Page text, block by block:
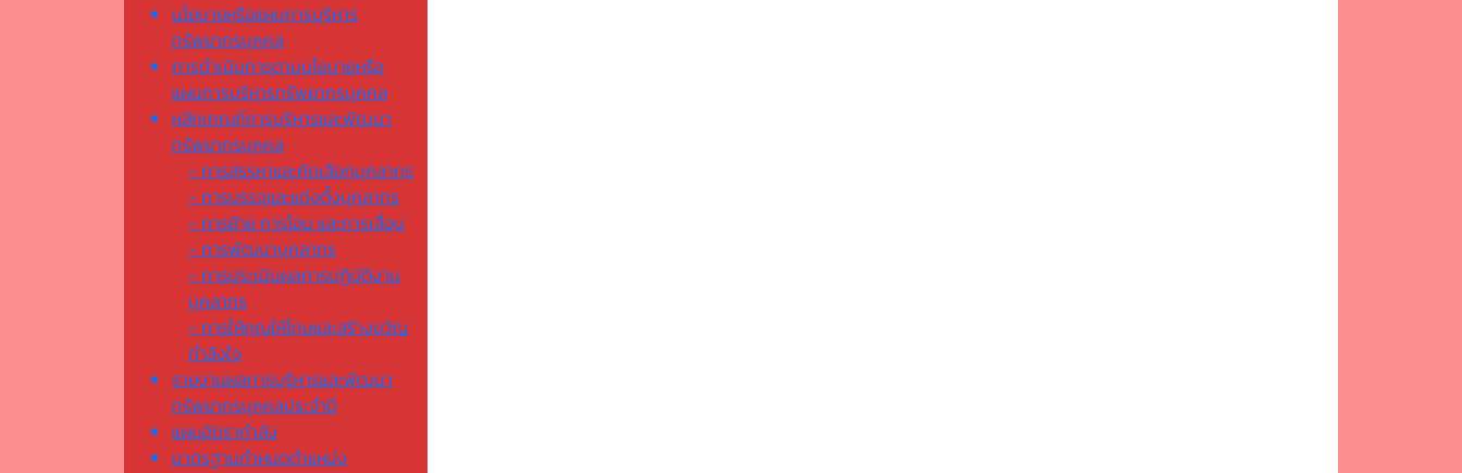
นโยบายหรือแผนการบริหาร
ทรัพยากรบุคคล
การดำเนินการตามนโยบายหรือ
แผนการบริหารทรัพยากรบุคคล
หลักเกณฑ์การบริหารและพัฒนา
ทรัพยากรบุคคล
- การสรรหาและคัดเลือกบุคลากร
- การบรรจุและแต่งตั้งบุคลากร
- การย้าย การโอน และการเลื่อน
- การพัฒนาบุคลากร
- การประเมินผลการปฏิบัติงาน
บุคลากร
- การให้คุณให้โทษและสร้างขวัญ
กำลังใจ
รายงานผลการบริหารและพัฒนา
ทรัพยากรบุคคลประจำปี
แผนอัตรากำลัง
มาตรฐานกำหนดตำแหน่ง